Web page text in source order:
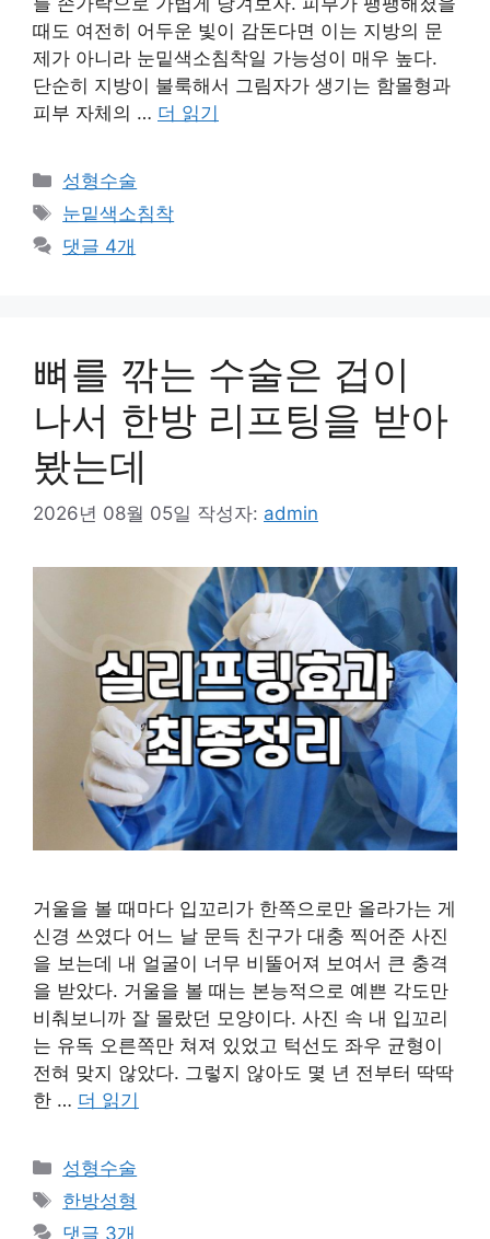
때도 여전히 어두운 빛이 감돈다면 이는 지방의 문
제가 아니라 눈밑색소침착일 가능성이 매우 높다.
단순히 지방이 불룩해서 그림자가 생기는 함몰형과
피부 자체의 … 더 읽기
카
테
리
성형수술
태
그
눈밑색소침착
댓글 4개
뼈를 깎는 수술은 겁이
나서 한방 리프팅을 받아
봤는데
2026년 08월 05일 작성자: admin
거울을 볼 때마다 입꼬리가 한쪽으로만 올라가는 게
신경 쓰였다 어느 날 문득 친구가 대충 찍어준 사진
을 보는데 내 얼굴이 너무 비뚤어져 보여서 큰 충격
을 받았다. 거울을 볼 때는 본능적으로 예쁜 각도만
비춰보니까 잘 몰랐던 모양이다. 사진 속 내 입꼬리
는 유독 오른쪽만 쳐져 있었고 턱선도 좌우 균형이
전혀 맞지 않았다. 그렇지 않아도 몇 년 전부터 딱딱
한 … 더 읽기
카
테
성형수술
태
그
한방성형
댓글 3개